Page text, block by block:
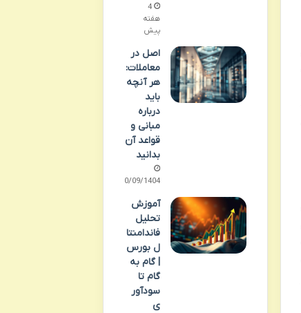
4
هفته
پیش
اصل در
معاملات:
هر آنچه
باید
درباره
مبانی و
قواعد آن
بدانید
30/09/1404
آموزش
تحلیل
فاندامنتا
ل بورس
| گام به
گام تا
سودآور
ی